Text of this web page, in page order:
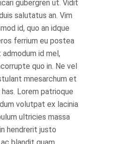
gubergren ut. Vidit
salutatus an. Vim
id, quo an idque
ferrium eu postea
id mel,
quo in. Ne vel
mnesarchum et
Lorem patrioque
volutpat ex lacinia
ultricies massa
hendrerit justo